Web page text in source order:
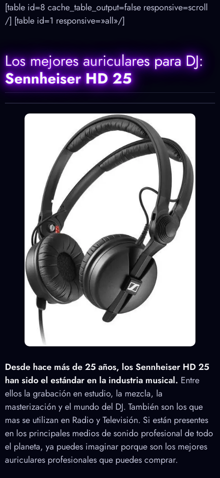
[table id=8 cache_table_output=false responsive=scroll
/] [table id=1 responsive=»all»/]
Los mejores auriculares para DJ:
Sennheiser HD 25
Desde hace más de 25 años, los Sennheiser HD 25
han sido el estándar en la industria musical. Entre
ellos la grabación en estudio, la mezcla, la
masterización y el mundo del DJ. También son los que
mas se utilizan en Radio y Televisión. Si están presentes
en los principales medios de sonido profesional de todo
el planeta, ya puedes imaginar porque son los mejores
auriculares profesionales que puedes comprar.